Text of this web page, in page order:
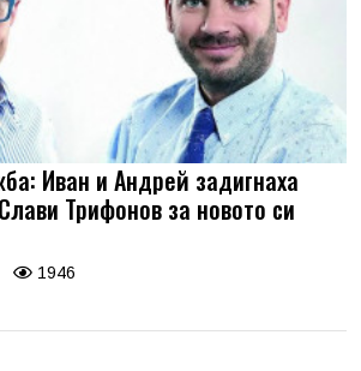
Иван и Андрей задигнаха
Трифонов за новото си
1946